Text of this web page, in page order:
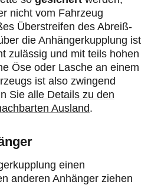
nicht vom Fahrzeug
Überstreifen des Abreiß-
die Anhängerkupplung ist
zulässig und mit teils hohen
Öse oder Lasche an einem
ist also zwingend
Sie alle Details zu den
Ausland.
einen
anderen Anhänger ziehen